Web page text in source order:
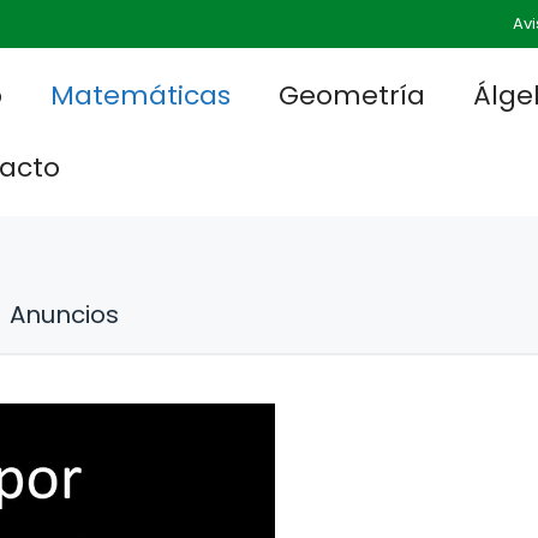
Matemáticas Geometría
Anuncios